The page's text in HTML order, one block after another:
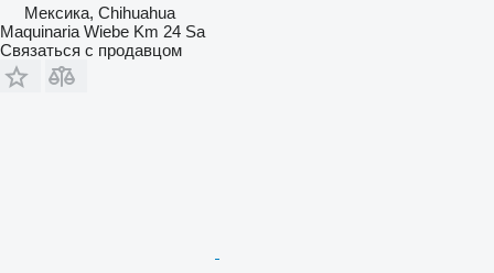
Мексика, Chihuahua
Maquinaria Wiebe Km 24 Sa
Связаться с продавцом